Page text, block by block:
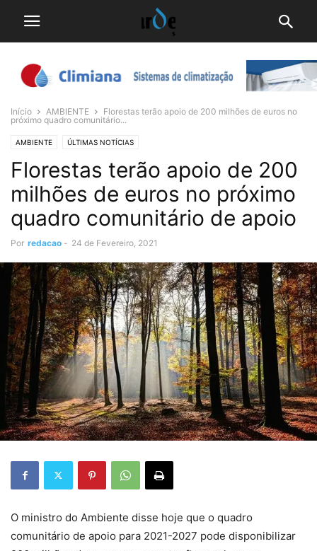
Início AMBIENTE
Florestas terão apoio de 200 milhões de euros no
próximo quadro comunitário...
AMBIENTE ÚLTIMAS NOTÍCIAS
Florestas terão apoio de 200
milhões de euros no próximo
quadro comunitário de apoio
Por redacao - 24 de Fevereiro, 2021
O ministro do Ambiente disse hoje que o quadro
comunitário de apoio para 2021-2027 pode disponibilizar